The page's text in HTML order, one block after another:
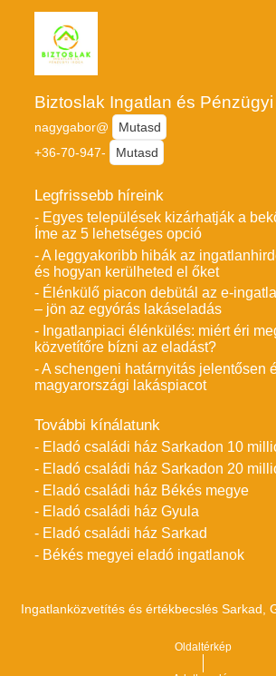
Biztoslak Ingatlan és
nagygabor@
Mutasd
+36-70-947-
Mutasd
Legfrissebb híreink
- Egyes települések kizárhatják a
Íme az 5 lehetséges opció
- A leggyakoribb hibák az
és hogyan kerülheted el őket
- Élénkülő piacon debütál az e-
– jön az egyórás lakáseladás
- Ingatlanpiaci élénkülés: miért éri
közvetítőre bízni az eladást?
- A schengeni határnyitás jelentősen
magyarországi lakáspiacot
További kínálatunk
- Eladó családi ház Sarkadon 10
- Eladó családi ház Sarkadon 20
- Eladó családi ház Békés megye
- Eladó családi ház Gyula
- Eladó családi ház Sarkad
- Békés megyei eladó ingatlanok
Ingatlanközvetítés és értékbecslés Sarkad,
Oldaltérkép